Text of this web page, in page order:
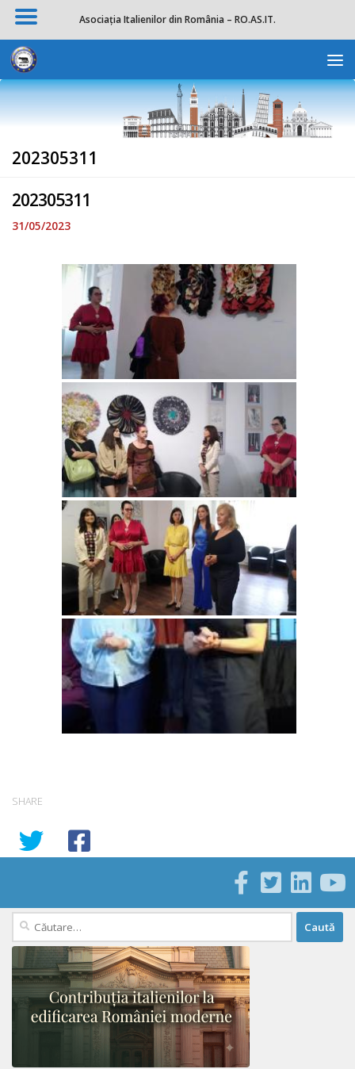
Skip to content
202305311
202305311
31/05/2023
SHARE
Caută
după:
Asociația Italienilor din România – RO.AS.IT.